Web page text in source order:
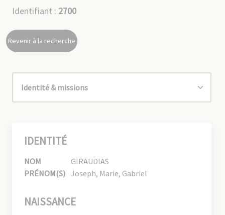
Identifiant : 2700
Revenir à la recherche
IDENTITÉ
NOM
GIRAUDIAS
PRÉNOM(S) Joseph, Marie, Gabriel
NAISSANCE